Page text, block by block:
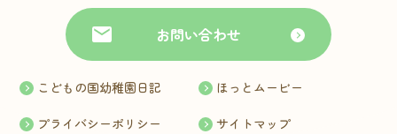
お問い合わせ
こどもの国幼稚園日記 ほっとムービー
プライバシーポリシー サイトマップ